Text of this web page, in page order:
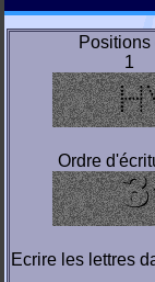
Positions
1
Ordre
Ecrire les lettres